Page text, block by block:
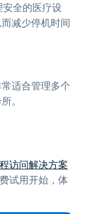
全的医疗设
减少停机时间
适合管理多个
。
访问解决方案
试用开始，体